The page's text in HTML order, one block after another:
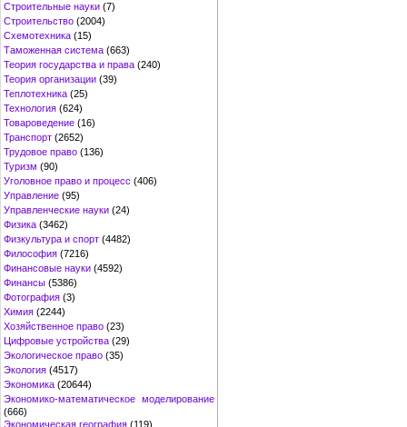
Строительные науки (7)
Строительство (2004)
Схемотехника (15)
Таможенная система (663)
Теория государства и права (240)
Теория организации (39)
Теплотехника (25)
Технология (624)
Товароведение (16)
Транспорт (2652)
Трудовое право (136)
Туризм (90)
Уголовное право и процесс (406)
Управление (95)
Управленческие науки (24)
Физика (3462)
Физкультура и спорт (4482)
Философия (7216)
Финансовые науки (4592)
Финансы (5386)
Фотография (3)
Химия (2244)
Хозяйственное право (23)
Цифровые устройства (29)
Экологическое право (35)
Экология (4517)
Экономика (20644)
Экономико-математическое моделирование
(666)
Экономическая география (119)